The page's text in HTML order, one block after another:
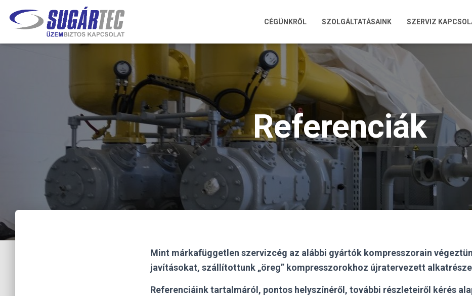
CÉGÜNKRŐL SZOLGÁLTATÁSAINK SZERVIZ
Referenciák
Mint márkafüggetlen szervizcég az alábbi gyártók kompresszorain
javításokat, szállítottunk „öreg” kompresszorokhoz újratervezett
Referenciáink tartalmáról, pontos helyszínéről, további részleteiről kérés